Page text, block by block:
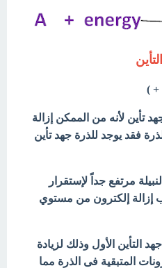
+ )
تأين لأنه من الممكن إزالة
فقد يوجد للذرة جهد تأين
مرتفع جداً لإستقرار
إزالة إلكترون من مستوي
التأين الأول وذلك لزيادة
المتبقية فى الذرة مما